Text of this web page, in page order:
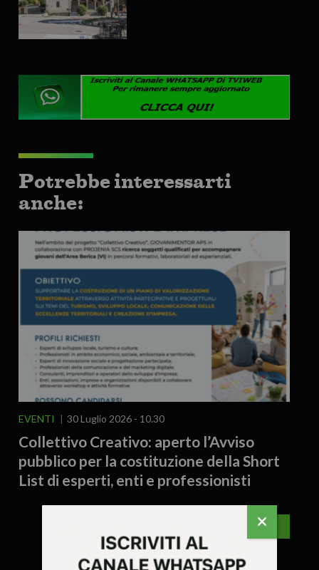
Potrebbe interessarti
anche:
EVENTI 30 Luglio 2026 - 10.30
Collettivo Creativo: aperto l’Avviso
pubblico per la costituzione della Short
List di esperti, enti e professionisti
VICENZA